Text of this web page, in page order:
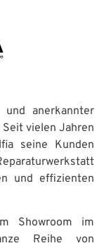
anerkannter
vielen Jahren
seine Kunden
und effizienten
Showroom im
Reihe von